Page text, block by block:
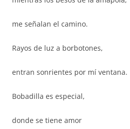
me señalan el camino.
Rayos de luz a borbotones,
entran sonrientes por mí ventana.
Bobadilla es especial,
donde se tiene amor